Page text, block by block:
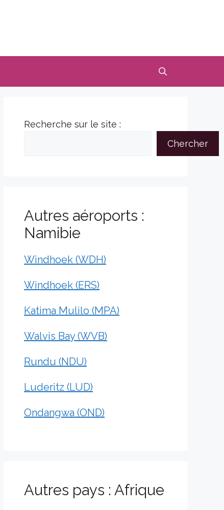
Recherche sur le site :
Chercher
Autres aéroports :
Namibie
Windhoek (WDH)
Windhoek (ERS)
Katima Mulilo (MPA)
Walvis Bay (WVB)
Rundu (NDU)
Luderitz (LUD)
Ondangwa (OND)
Autres pays : Afrique